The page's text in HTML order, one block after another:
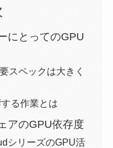
にとってのGPU
スペックは大きく
る作業とは
アのGPU依存度
シリーズのGPU活